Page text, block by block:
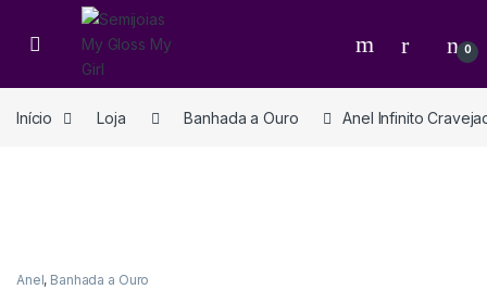
0
Início Loja Banhada a Ouro Anel Infinito
Anel, Banhada a Ouro